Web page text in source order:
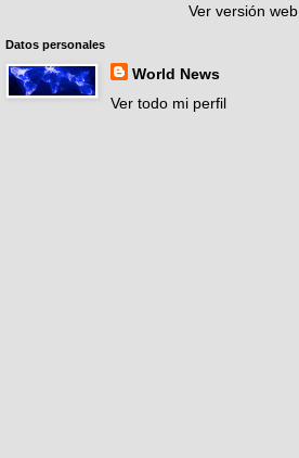
Ver versión web
Datos personales
World News
Ver todo mi perfil